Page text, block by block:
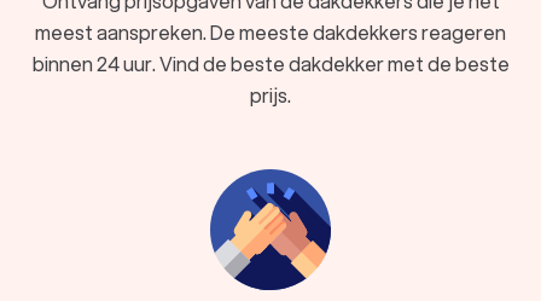
meest aanspreken. De meeste dakdekkers reageren
binnen 24 uur. Vind de beste dakdekker met de beste
prijs.